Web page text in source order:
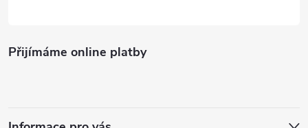
Přijímáme online platby